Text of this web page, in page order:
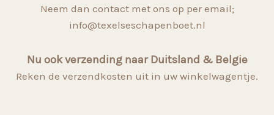
Neem dan contact met ons op per email;
info@texelseschapenboet.nl
Nu ook verzending naar Duitsland & Belgie
Reken de verzendkosten uit in uw winkelwagentje.